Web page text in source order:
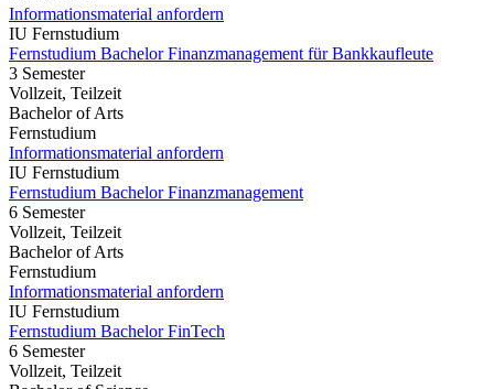
Informationsmaterial anfordern
IU Fernstudium
Fernstudium Bachelor Finanzmanagement für Bankkaufleute
3 Semester
Vollzeit, Teilzeit
Bachelor of Arts
Fernstudium
Informationsmaterial anfordern
IU Fernstudium
Fernstudium Bachelor Finanzmanagement
6 Semester
Vollzeit, Teilzeit
Bachelor of Arts
Fernstudium
Informationsmaterial anfordern
IU Fernstudium
Fernstudium Bachelor FinTech
6 Semester
Vollzeit, Teilzeit